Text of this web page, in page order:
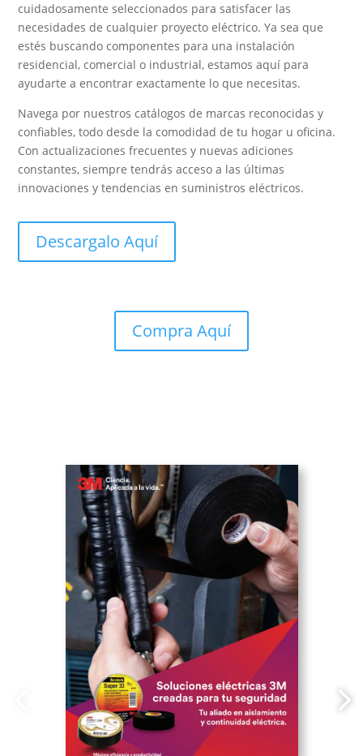
cuidadosamente seleccionados para satisfacer las
necesidades de cualquier proyecto eléctrico. Ya sea que
estés buscando componentes para una instalación
residencial, comercial o industrial, estamos aquí para
ayudarte a encontrar exactamente lo que necesitas.
Navega por nuestros catálogos de marcas reconocidas y
confiables, todo desde la comodidad de tu hogar u oficina.
Con actualizaciones frecuentes y nuevas adiciones
constantes, siempre tendrás acceso a las últimas
innovaciones y tendencias en suministros eléctricos.
Descargalo Aquí
Compra Aquí